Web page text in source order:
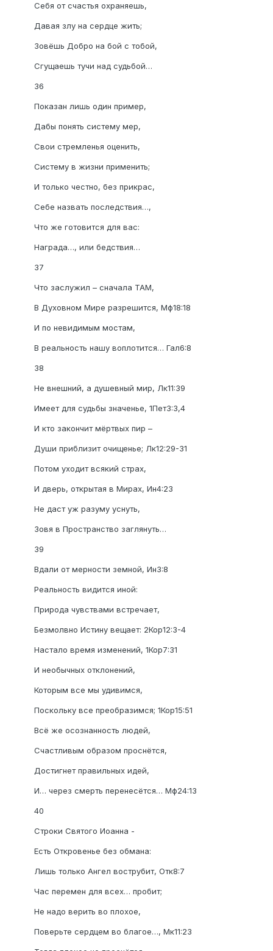
Себя от счастья охраняешь,
Давая злу на сердце жить;
Зовёшь Добро на бой с тобой,
Сгущаешь тучи над судьбой…
36
Показан лишь один пример,
Дабы понять систему мер,
Свои стремленья оценить,
Систему в жизни применить;
И только честно, без прикрас,
Себе назвать последствия…,
Что же готовится для вас:
Награда…, или бедствия…
37
Что заслужил – сначала ТАМ,
В Духовном Мире разрешится, Мф18:18
И по невидимым мостам,
В реальность нашу воплотится… Гал6:8
38
Не внешний, а душевный мир, Лк11:39
Имеет для судьбы значенье, 1Пет3:3,4
И кто закончит мёртвых пир –
Души приблизит очищенье; Лк12:29-31
Потом уходит всякий страх,
И дверь, открытая в Мирах, Ин4:23
Не даст уж разуму уснуть,
Зовя в Пространство заглянуть…
39
Вдали от мерности земной, Ин3:8
Реальность видится иной:
Природа чувствами встречает,
Безмолвно Истину вещает: 2Кор12:3-4
Настало время изменений, 1Кор7:31
И необычных отклонений,
Которым все мы удивимся,
Поскольку все преобразимся; 1Кор15:51
Всё же осознанность людей,
Счастливым образом проснётся,
Достигнет правильных идей,
И… через смерть перенесётся… Мф24:13
40
Строки Святого Иоанна -
Есть Откровенье без обмана:
Лишь только Ангел вострубит, Отк8:7
Час перемен для всех… пробит;
Не надо верить во плохое,
Поверьте сердцем во благое…, Мк11:23